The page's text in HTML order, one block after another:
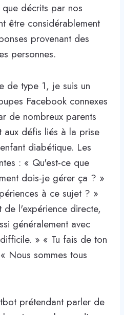
décrits par nos
être considérablement
provenant des
personnes.
de type 1, je suis un
Facebook connexes
de nombreux parents
aux défis liés à la prise
diabétique. Les
: « Qu'est-ce que
dois-je gérer ça ? »
à ce sujet ? »
de l'expérience directe,
généralement avec
» « Tu fais de ton
Nous sommes tous
prétendant parler de